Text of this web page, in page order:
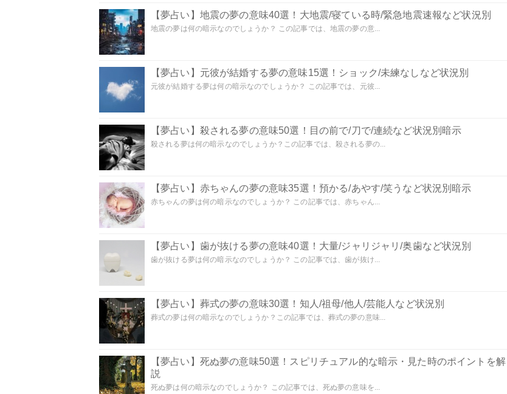
【夢占い】地震の夢の意味40選！大地震/寝ている時/緊急地震速報など状況別
地震の夢は何の暗示なのでしょうか？ この記事では、地震の夢の意...
【夢占い】元彼が結婚する夢の意味15選！ショック/未練なしなど状況別
元彼が結婚する夢は何の暗示なのでしょうか？ この記事では、元彼...
【夢占い】殺される夢の意味50選！目の前で/刀で/連続など状況別暗示
殺される夢は何の暗示なのでしょうか？この記事では、殺される夢の...
【夢占い】赤ちゃんの夢の意味35選！預かる/あやす/笑うなど状況別暗示
赤ちゃんの夢は何の暗示なのでしょうか？ この記事では、赤ちゃん...
【夢占い】歯が抜ける夢の意味40選！大量/ジャリジャリ/奥歯など状況別
歯が抜ける夢は何の暗示なのでしょうか？ この記事では、歯が抜け...
【夢占い】葬式の夢の意味30選！知人/祖母/他人/芸能人など状況別
葬式の夢は何の暗示なのでしょうか？この記事では、葬式の夢の意味...
【夢占い】死ぬ夢の意味50選！スピリチュアル的な暗示・見た時のポイントを解
説
死ぬ夢は何の暗示なのでしょうか？ この記事では、死ぬ夢の意味を...